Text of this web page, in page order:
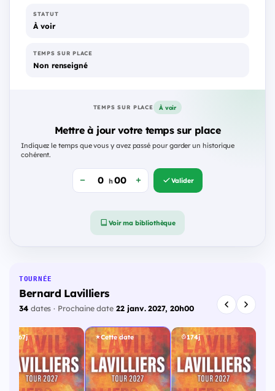
STATUT
À voir
TEMPS SUR PLACE
Non renseigné
TEMPS SUR PLACE À voir
Mettre à jour votre temps sur place
Indiquez le temps que vous y avez passé pour garder un historique
cohérent.
h Valider
Voir ma bibliothèque
TOURNÉE
Bernard Lavilliers
34dates · Prochaine date22 janv. 2027, 20h00
167j Cette date 174j